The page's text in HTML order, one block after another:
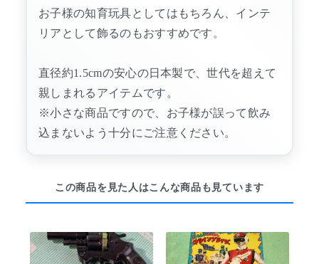
お子様の知育玩具としてはもちろん、インテ
リアとして飾るのもおすすめです。
直径約1.5cmの安心の日本製で、世代を超えて
親しまれるアイテムです。
※小さな商品ですので、お子様が誤って飲み
込まないよう十分にご注意ください。
この商品を見た人はこんな商品も見ています